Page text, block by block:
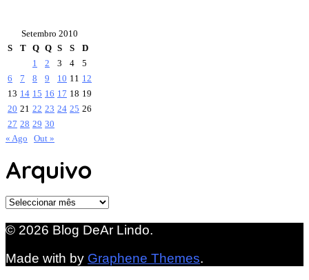
Setembro 2010
S
T Q Q S S
D
1
2 3 4
5
6
7 8 9 10 11 12
13 14 15 16 17 18 19
20 21 22 23 24 25 26
27 28 29 30
« Ago
Out »
Arquivo
Arquivo
© 2026 Blog DeAr Lindo.
Made with by Graphene Themes.